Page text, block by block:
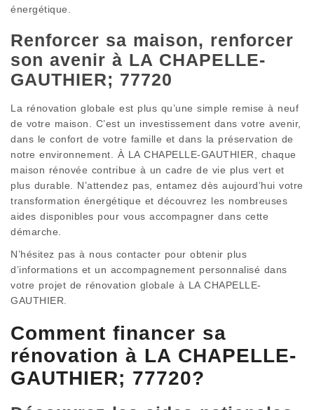
énergétique.
Renforcer sa maison, renforcer
son avenir à LA CHAPELLE-
GAUTHIER; 77720
La rénovation globale est plus qu’une simple remise à neuf
de votre maison. C’est un investissement dans votre avenir,
dans le confort de votre famille et dans la préservation de
notre environnement. À LA CHAPELLE-GAUTHIER, chaque
maison rénovée contribue à un cadre de vie plus vert et
plus durable. N’attendez pas, entamez dès aujourd’hui votre
transformation énergétique et découvrez les nombreuses
aides disponibles pour vous accompagner dans cette
démarche.
N’hésitez pas à nous contacter pour obtenir plus
d’informations et un accompagnement personnalisé dans
votre projet de rénovation globale à LA CHAPELLE-
GAUTHIER.
Comment financer sa
rénovation à LA CHAPELLE-
GAUTHIER; 77720?